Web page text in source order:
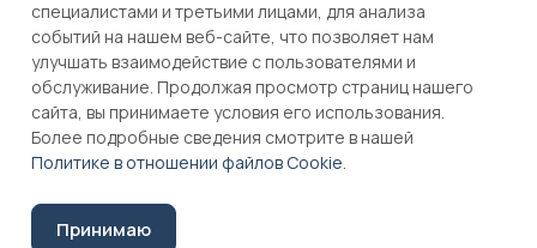
разработка
и продвижение сайта
© 2026 ООО "МКС" ИНН 3810055324 ОГРН 1083810004860
специалистами и третьими лицами, для анализа
событий на нашем веб-сайте, что позволяет нам
улучшать взаимодействие с пользователями и
обслуживание. Продолжая просмотр страниц нашего
сайта, вы принимаете условия его использования.
Более подробные сведения смотрите в нашей
Политике в отношении файлов Cookie.
Принимаю